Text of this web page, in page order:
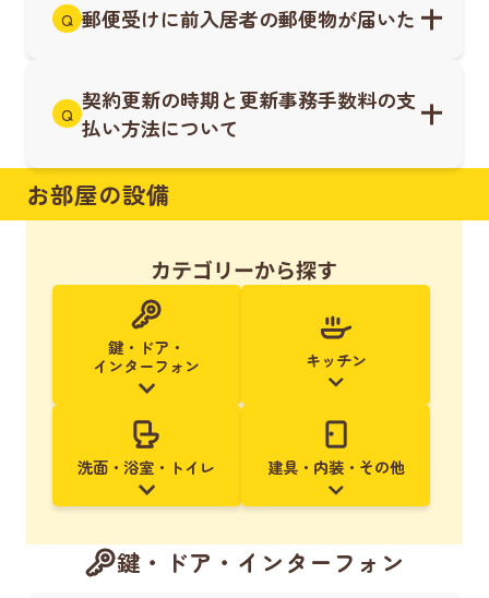
Q 郵便受けに前入居者の郵便物が届いた
Q 契約更新の時期と更新事務手数料の支
払い方法について
お部屋の設備
カテゴリーから探す
鍵・ドア・
インターフォン
キッチン
洗面・浴室・トイレ 建具・内装・その他
鍵・ドア・インターフォン